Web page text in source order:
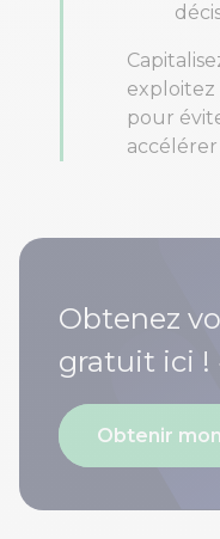
exploitez
pour
accélérer
Obtenez
gratuit ici !
Obtenir